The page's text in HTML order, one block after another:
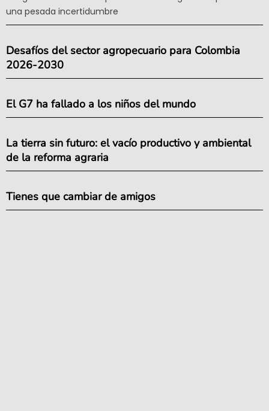
una pesada incertidumbre
Desafíos del sector agropecuario para Colombia
2026-2030
El G7 ha fallado a los niños del mundo
La tierra sin futuro: el vacío productivo y ambiental
de la reforma agraria
Tienes que cambiar de amigos